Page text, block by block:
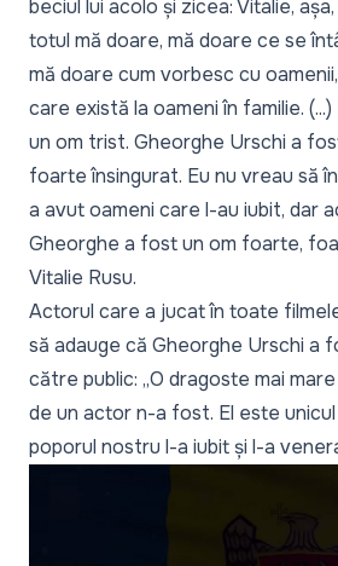
beciul lui acolo și zicea: Vitalie,
totul mă doare, mă doare ce se
mă doare cum vorbesc cu
care există la oameni în familie.
un om trist. Gheorghe Urschi a
foarte însingurat. Eu nu vreau să
a avut oameni care l-au iubit, dar
Gheorghe a fost un om foarte,
Vitalie Rusu.
Actorul care a jucat în toate
să adauge că Gheorghe Urschi a
către public: „O dragoste mai
de un actor n-a fost. El este
poporul nostru l-a iubit și l-a